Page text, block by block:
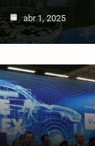
abr 1, 2025